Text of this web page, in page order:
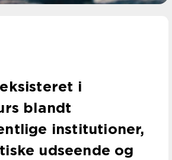
i
blandt
institutioner,
udseende og